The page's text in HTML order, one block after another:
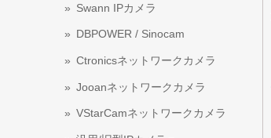
Swann IPカメラ
DBPOWER / Sinocam
Ctronicsネットワークカメラ
Jooanネットワークカメラ
VStarCamネットワークカメラ